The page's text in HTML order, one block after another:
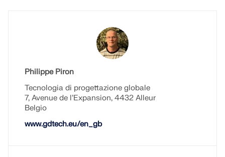
Philippe Piron
Tecnologia di progettazione globale
7, Avenue de l’Expansion, 4432 Alleur
Belgio
www.gdtech.eu/en_gb